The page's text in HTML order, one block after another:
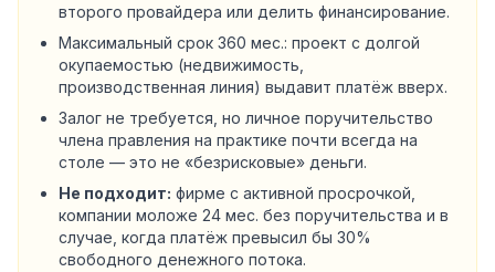
второго провайдера или делить финансирование.
Максимальный срок 360 мес.: проект с долгой
окупаемостью (недвижимость,
производственная линия) выдавит платёж вверх.
Залог не требуется, но личное поручительство
члена правления на практике почти всегда на
столе — это не «безрисковые» деньги.
Не подходит: фирме с активной просрочкой,
компании моложе 24 мес. без поручительства и в
случае, когда платёж превысил бы 30%
свободного денежного потока.